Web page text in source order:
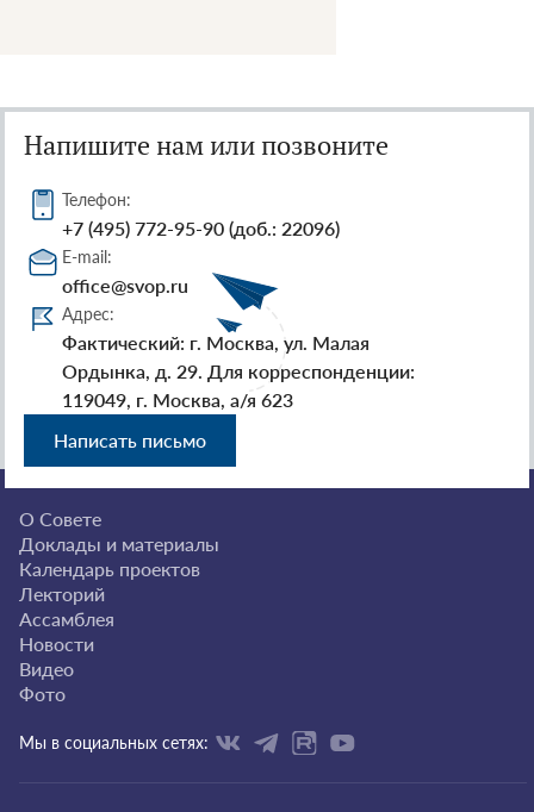
Напишите нам или позвоните
Телефон:
+7 (495) 772-95-90 (доб.: 22096)
E-mail:
office@svop.ru
Адрес:
Фактический: г. Москва, ул. Малая
Ордынка, д. 29. Для корреспонденции:
119049, г. Москва, а/я 623
Написать письмо
О Совете
Доклады и материалы
Календарь проектов
Лекторий
Ассамблея
Новости
Видео
Фото
Мы в социальных сетях: